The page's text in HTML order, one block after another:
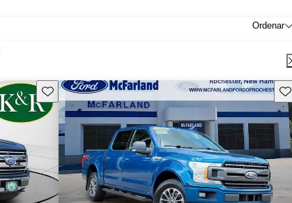
Ordenar
Guarda este Aviso